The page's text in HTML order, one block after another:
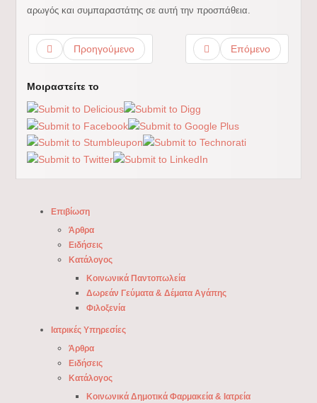
αρωγός και συμπαραστάτης σε αυτή την προσπάθεια.
Προηγούμενο Επόμενο
Μοιραστείτε το
Επιβίωση
Άρθρα
Ειδήσεις
Κατάλογος
Κοινωνικά Παντοπωλεία
Δωρεάν Γεύματα & Δέματα Αγάπης
Φιλοξενία
Ιατρικές Υπηρεσίες
Άρθρα
Ειδήσεις
Κατάλογος
Κοινωνικά Δημοτικά Φαρμακεία & Ιατρεία